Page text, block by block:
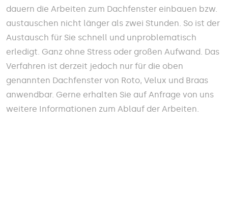
dauern die Arbeiten zum Dachfenster einbauen bzw.
austauschen nicht länger als zwei Stunden. So ist der
Austausch für Sie schnell und unproblematisch
erledigt. Ganz ohne Stress oder großen Aufwand. Das
Verfahren ist derzeit jedoch nur für die oben
genannten Dachfenster von Roto, Velux und Braas
anwendbar. Gerne erhalten Sie auf Anfrage von uns
weitere Informationen zum Ablauf der Arbeiten.